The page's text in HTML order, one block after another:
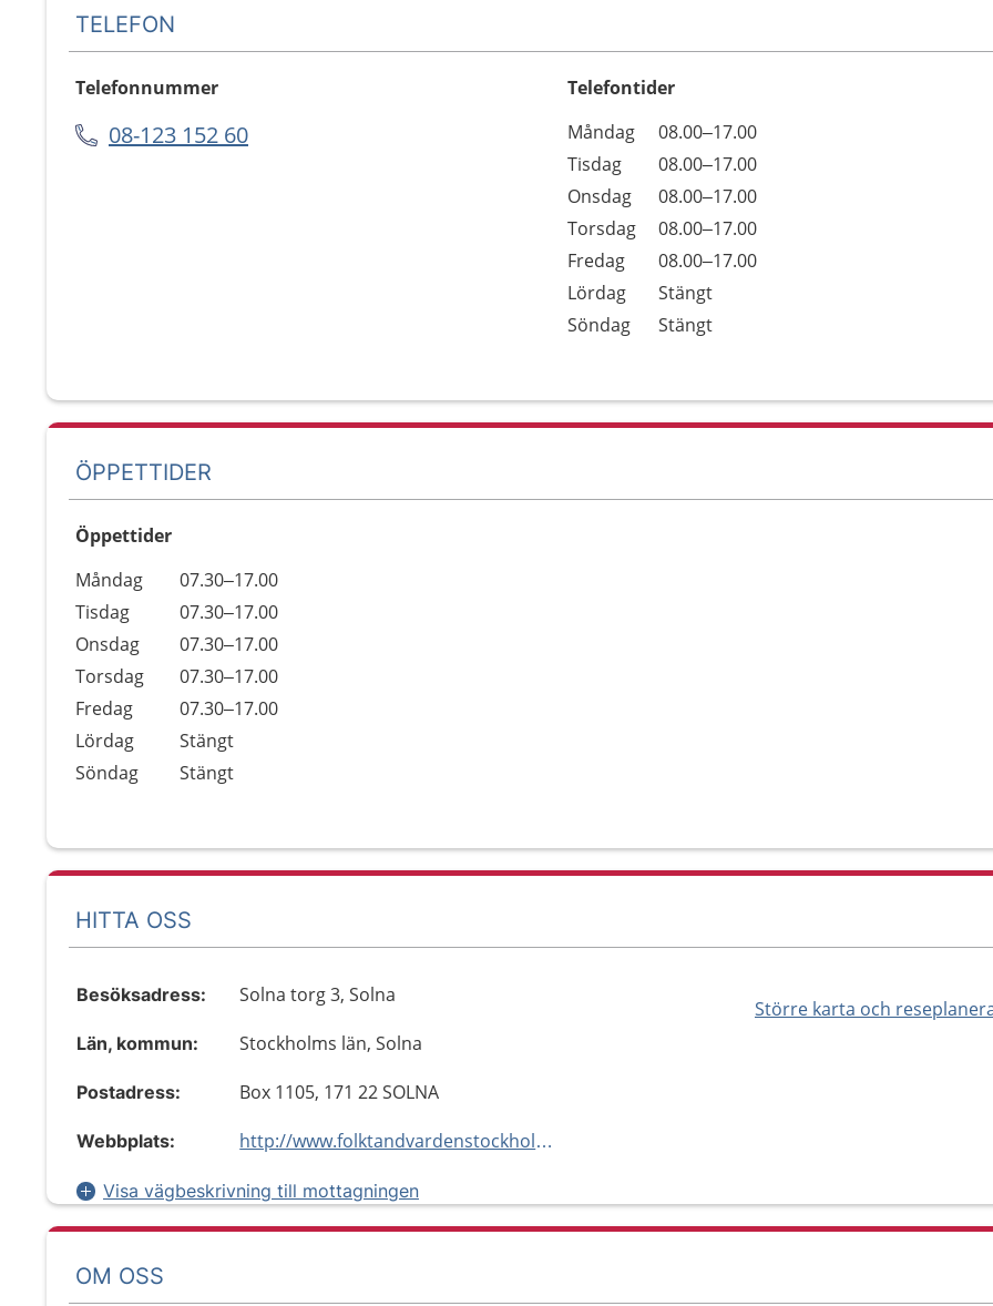
TELEFON
Telefonnummer
08-123 152 60
Telefontider
Dag
Öppettider
Kommentarer
Måndag
08.00–17.00
Tisdag
08.00–17.00
Onsdag
08.00–17.00
Torsdag
08.00–17.00
Fredag
08.00–17.00
Lördag
Stängt
Söndag
Stängt
ÖPPETTIDER
Öppettider
Dag
Öppettider
Kommentarer
Måndag
07.30–17.00
Tisdag
07.30–17.00
Onsdag
07.30–17.00
Torsdag
07.30–17.00
Fredag
07.30–17.00
Lördag
Stängt
Söndag
Stängt
HITTA OSS
Större karta och
Besöksadress: Solna torg 3, Solna
Län, kommun: Stockholms län, Solna
Postadress: Box 1105, 171 22 SOLNA
Webbplats: http://www.folktandvardenstockholm.se/solna
Visa vägbeskrivning till mottagningen
OM OSS